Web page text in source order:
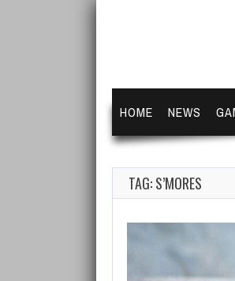
HOME NEWS
TAG: S’MORES